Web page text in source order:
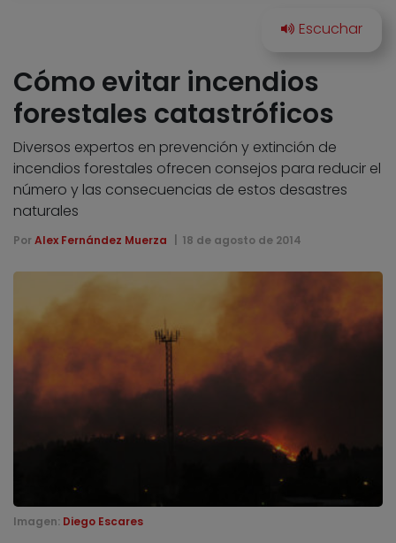
Cómo evitar incendios
forestales catastróficos
Diversos expertos en prevención y extinción de
incendios forestales ofrecen consejos para reducir el
número y las consecuencias de estos desastres
naturales
Por Alex Fernández Muerza 18 de agosto de 2014
Imagen: Diego Escares